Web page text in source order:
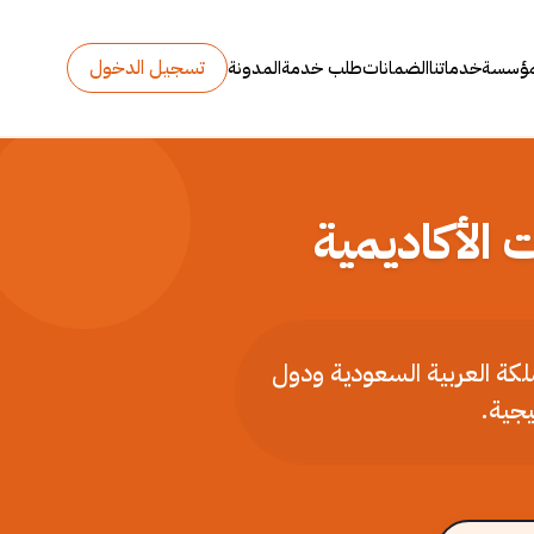
خدماتناالضماناتطلب خدمةالمدونة تسجيل الدخول
العربية السعودية ودول